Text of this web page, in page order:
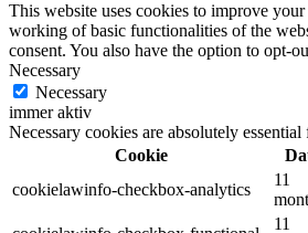
This website uses cookies to improve
working of basic functionalities of the
consent. You also have the option to opt-
Necessary
Necessary
immer aktiv
Necessary cookies are absolutely
Cookie
cookielawinfo-checkbox-analytics
11
11